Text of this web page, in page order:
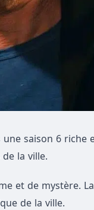
saison 6 riche
la ville.
et de mystère. La
de la ville.